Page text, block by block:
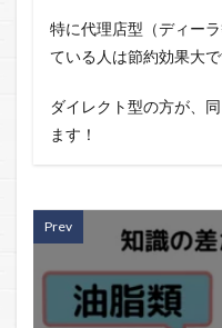
特に代理店型（ディー
ている人は節約効果大で
ダイレクト型の方が、
ます！
Prev